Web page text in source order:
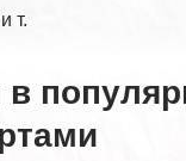
т.
в